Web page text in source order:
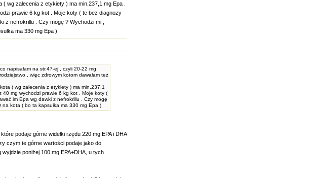
wg zalecenia z etykiety ) ma min.237,1 mg Epa .
prawie 6 kg kot . Moje koty ( te bez diagnozy
z nefrokrillu . Czy mogę ? Wychodzi mi ,
ma 330 mg Epa )
napisałam na str.47-ej , czyli 20-22 mg
, więc zdrowym kotom dawałam też
( wg zalecenia z etykiety ) ma min.237,1
mg wychodzi prawie 6 kg kot . Moje koty (
im Epa wg dawki z nefrokrillu . Czy mogę
na kota ( bo ta kapsułka ma 330 mg Epa )
podaje górne widełki rzędu 220 mg EPA i DHA
czym te górne wartości podaje jako do
poniżej 100 mg EPA+DHA, u tych